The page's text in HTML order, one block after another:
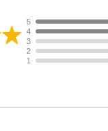
5
4
3
2
1